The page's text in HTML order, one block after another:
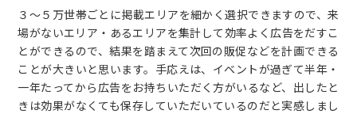
３～５万世帯ごとに掲載エリアを細かく選択できますので、来
場がないエリア・あるエリアを集計して効率よく広告をだすこ
とができるので、結果を踏まえて次回の販促などを計画できる
ことが大きいと思います。手応えは、イベントが過ぎて半年・
一年たってから広告をお持ちいただく方がいるなど、出したと
きは効果がなくても保存していただいているのだと実感しまし